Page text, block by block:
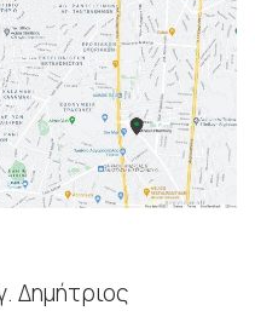
Δημήτριος